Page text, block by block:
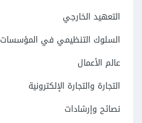
التعهيد الخارجي
السلوك التنظيمي في المؤسسات
عالم الأعمال
التجارة والتجارة الإلكترونية
نصائح وإرشادات